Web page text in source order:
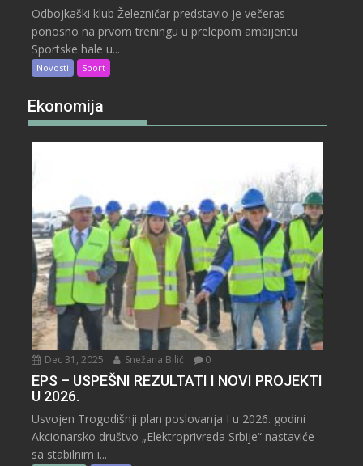
Odbojkaški klub Železničar predstavio je večeras
ponosno na prvom treningu u prelepom ambijentu
Sportske hale u...
Novosti Sport
Ekonomija
Dec 31, 2025 Snežana Bilić 0
EPS – USPEŠNI REZULTATI I NOVI PROJEKTI
U 2026.
Usvojen Trogodišnji plan poslovanja I u 2026. godini
Akcionarsko društvo „Elektroprivreda Srbije“ nastaviće
sa stabilnim i...